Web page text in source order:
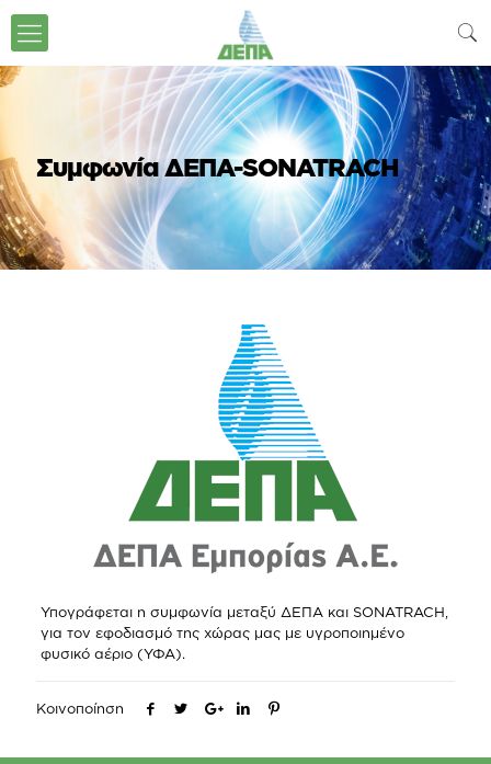
Συμφωνία ΔΕΠΑ-SONATRACH
Υπογράφεται η συμφωνία μεταξύ ΔΕΠΑ και SONATRACH,
για τον εφοδιασμό της χώρας μας με υγροποιημένο
φυσικό αέριο (ΥΦΑ).
Κοινοποίηση